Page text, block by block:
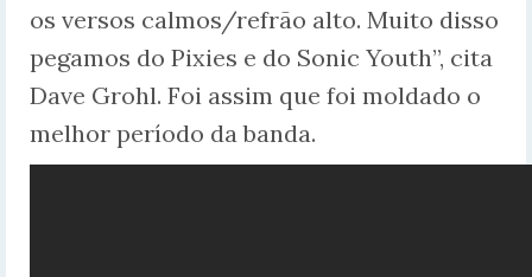
os versos calmos/refrão alto. Muito disso
pegamos do Pixies e do Sonic Youth”, cita
Dave Grohl. Foi assim que foi moldado o
melhor período da banda.